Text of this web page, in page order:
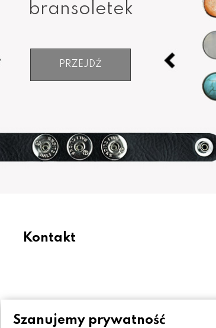
bransoletek
PRZEJDŹ
Kontakt
Moje konto
Szanujemy prywatność